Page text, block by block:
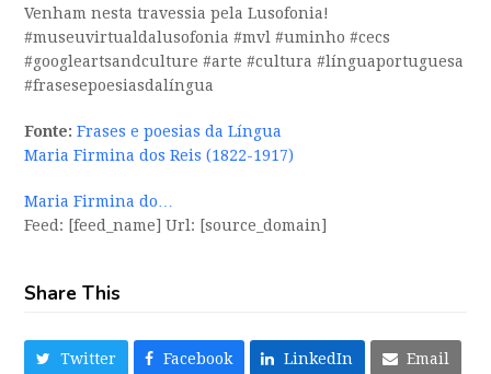
Venham nesta travessia pela Lusofonia!
#museuvirtualdalusofonia #mvl #uminho #cecs
#googleartsandculture #arte #cultura #línguaportuguesa
#frasesepoesiasdalíngua
Fonte: Frases e poesias da Língua
Maria Firmina dos Reis (1822-1917)
Maria Firmina do…
Feed: [feed_name] Url: [source_domain]
Share This
Twitter Facebook LinkedIn Email